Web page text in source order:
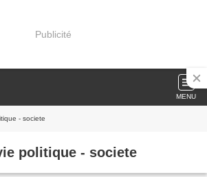
Publicité
MENU
- societe
politique - societe